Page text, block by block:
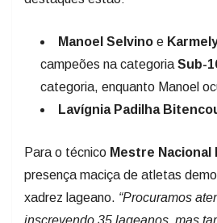
campeões na categoriaSub-
categoria, enquanto Manoel
Lavígnia Padilha
presença maciça de atletas
xadrez lageano.“Procuramos
inscrevendo 35 lageanos, mas
melhores e aprimorar nossas